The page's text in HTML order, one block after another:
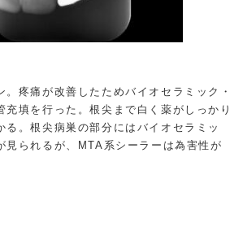
。疼痛が改善したためバイオセラミック・
充填を行った。根尖まで白く薬がしっかり
る。根尖病巣の部分にはバイオセラミッ
見られるが、MTA系シーラーは為害性が